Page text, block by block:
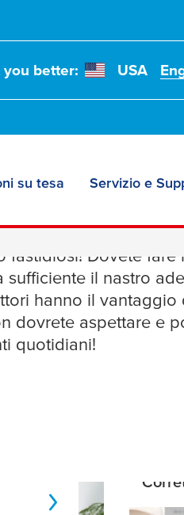
you better: USA
su tesa Servizio e
fastidiosi! Dovete
sufficiente il nastro
hanno il
dovrete aspettare e
quotidiani!